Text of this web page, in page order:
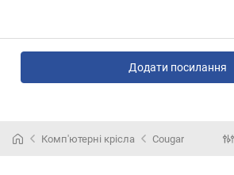
Додати посилання
Комп'ютерні крісла Cougar